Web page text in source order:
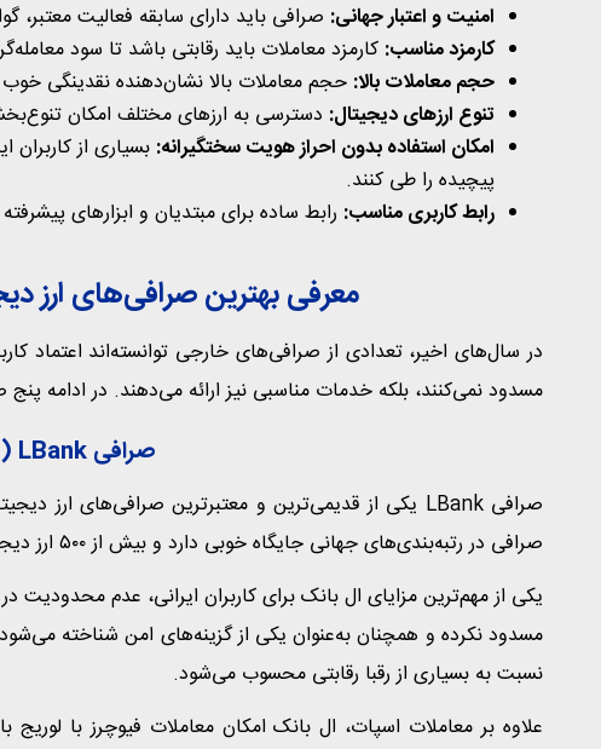
امنیت و اعتبار جهانی: صرافی باید دارای سابقه فعالیت
کارمزد مناسب: کارمزد معاملات باید رقابتی باشد تا سود
حجم معاملات بالا: حجم معاملات بالا نشان‌دهنده نقدینگی
تنوع ارزهای دیجیتال: دسترسی به ارزهای مختلف امکان
امکان استفاده بدون احراز هویت سختگیرانه:
پیچیده را طی کنند.
رابط کاربری مناسب: رابط ساده برای مبتدیان و ابزارهای
معرفی بهترین صرافی‌های ارز
در سال‌های اخیر، تعدادی از صرافی‌های خارجی توانسته‌اند اعتماد
مسدود نمی‌کنند، بلکه خدمات مناسبی نیز ارائه می‌دهند. در ادامه پنج
صرافی LBank (ال بانک)
صرافی در رتبه‌بندی‌های جهانی جایگاه خوبی دارد و بیش از ۵۰۰ ارز دیجیتال را پشتیبانی می‌کند.
یکی از مهم‌ترین مزایای ال بانک برای کاربران ایرانی، عدم محدودیت
نسبت به بسیاری از رقبا رقابتی محسوب می‌شود.
علاوه بر معاملات اسپات، ال بانک امکان معاملات فیوچرز با